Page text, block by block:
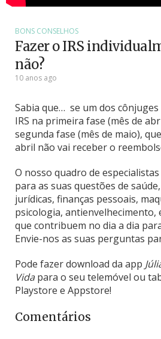
BONS CONSELHOS
Fazer o IRS
não?
10 anos ago
Sabia que… se um dos
IRS na primeira fase (mês de
segunda fase (mês de maio),
abril não vai receber o
O nosso quadro de
para as suas questões de
jurídicas, finanças pessoais,
psicologia, antienvelhecimento,
que contribuem no dia a dia
Envie-nos as suas perguntas
Pode fazer download da app
Vidapara o seu telemóvel ou
Playstore e Appstore!
Comentários